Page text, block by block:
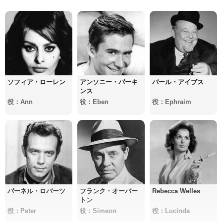
ソフィア・ローレン
役：Ann
アンソニー・パーキ
ンス
役：Eben
バール・アイブス
役：Ephraim
パーネル・ロバーツ
役：Peter
フランク・オーバー
トン
役：Simeon
Rebecca Welles
役：Lucinda